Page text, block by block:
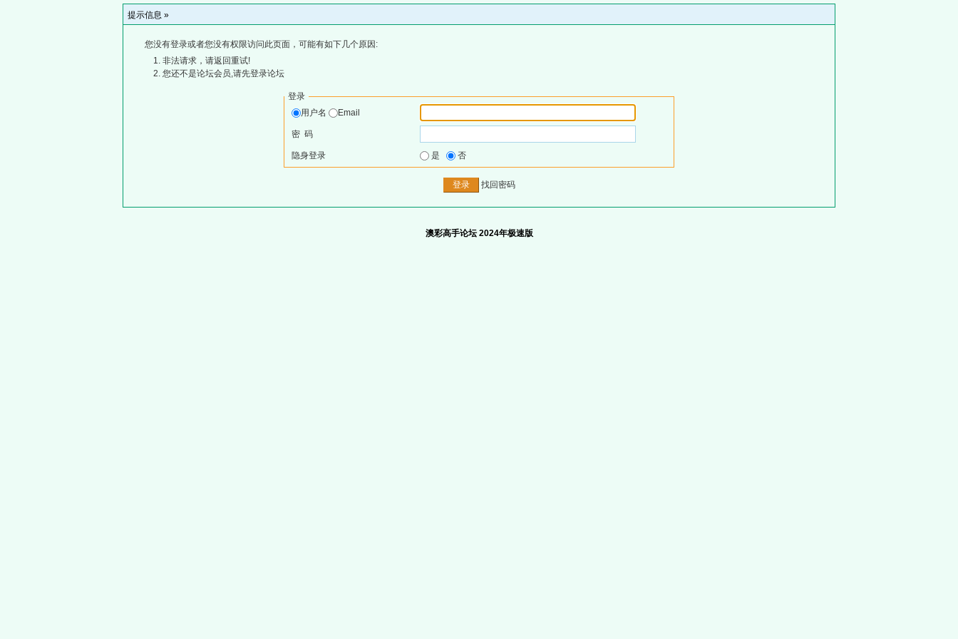
提示信息 »
您没有登录或者您没有权限访问此页面，可能有如下几个原因:
非法请求，请返回重试!
您还不是论坛会员,请先登录论坛
登录
用户名
Email
密 码
隐身登录 是 否
找回密码
澳彩高手论坛 2024年极速版